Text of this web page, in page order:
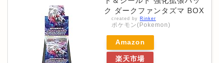
ク ダークファンタズマ BOX
created by Rinker
ポケモン(Pokemon)
Amazon
楽天市場